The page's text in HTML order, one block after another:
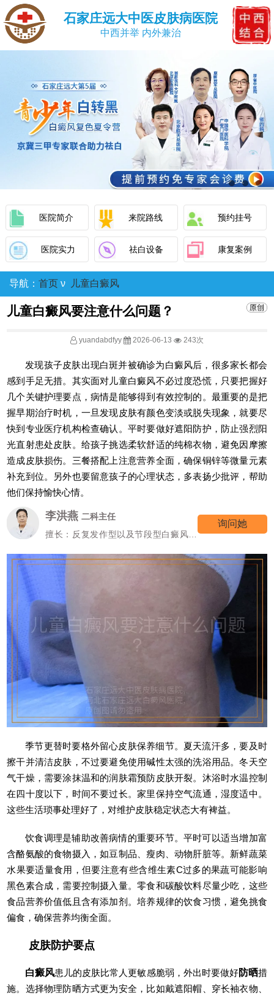
石家庄远大中医皮肤病医院
中西并举 内外兼治
医院简介 来院路线 预约挂号
医院实力 祛白设备 康复案例
导航： 首页 ν 儿童白癜风
儿童白癜风要注意什么问题？
yuandabdfyy 2026-06-13 243次
发现孩子皮肤出现白斑并被确诊为白癜风后，很多家长都会
感到手足无措。其实面对儿童白癜风不必过度恐慌，只要把握好
几个关键护理要点，病情是能够得到有效控制的。最重要的是把
握早期治疗时机，一旦发现皮肤有颜色变淡或脱失现象，就要尽
快到专业医疗机构检查确认。平时要做好遮阳防护，防止强烈阳
光直射患处皮肤。给孩子挑选柔软舒适的纯棉衣物，避免因摩擦
造成皮肤损伤。三餐搭配上注意营养全面，确保铜锌等微量元素
补充到位。另外也要留意孩子的心理状态，多表扬少批评，帮助
他们保持愉快心情。
李洪燕 二科主任
擅长：反复发作型以及节段型白癜风诊
询问她
季节更替时要格外留心皮肤保养细节。夏天流汗多，要及时
擦干并清洁皮肤，不过要避免使用碱性太强的洗浴用品。冬天空
气干燥，需要涂抹温和的润肤霜预防皮肤开裂。沐浴时水温控制
在四十度以下，时间不要过长。家里保持空气流通，湿度适中。
这些生活琐事处理好了，对维护皮肤稳定状态大有裨益。
饮食调理是辅助改善病情的重要环节。平时可以适当增加富
含酪氨酸的食物摄入，如豆制品、瘦肉、动物肝脏等。新鲜蔬菜
水果要适量食用，但要注意有些含维生素C过多的果蔬可能影响
黑色素合成，需要控制摄入量。零食和碳酸饮料尽量少吃，这些
食品营养价值低且含有添加剂。培养规律的饮食习惯，避免挑食
偏食，确保营养均衡全面。
皮肤防护要点
白癜风患儿的皮肤比常人更敏感脆弱，外出时要做好防晒措
施。选择物理防晒方式更为安全，比如戴遮阳帽、穿长袖衣物、